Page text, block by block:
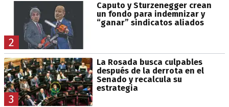
2
Caputo y Sturzenegger crean
un fondo para indemnizar y
“ganar” sindicatos aliados
3
La Rosada busca culpables
después de la derrota en el
Senado y recalcula su
estrategia